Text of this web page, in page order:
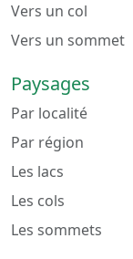
Vers un col
Vers un sommet
Paysages
Par localité
Par région
Les lacs
Les cols
Les sommets